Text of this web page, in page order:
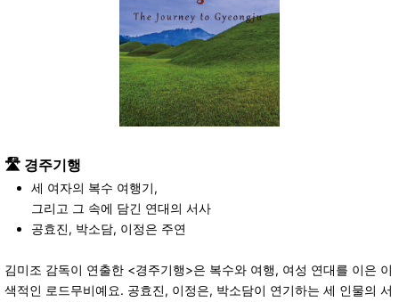
🛣️ 경주기행
세 여자의 복수 여행기,
그리고 그 속에 담긴 연대의 서사
공효진, 박소담, 이정은 주연
김미조 감독이 연출한 <경주기행>은 복수와 여행, 여성 연대를 이은 이
색적인 로드무비예요. 공효진, 이정은, 박소담이 연기하는 세 인물의 서